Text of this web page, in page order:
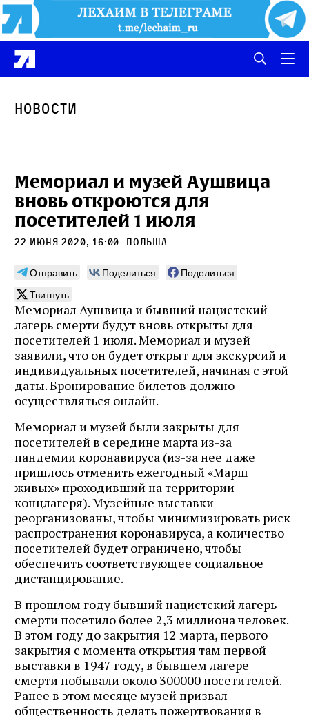
Новости
Мемориал и музей Аушвица
вновь откроются для
посетителей 1 июля
22 июня 2020, 16:00 польша
Отправить Поделиться
Поделиться
Твитнуть
Мемориал Аушвица и бывший нацистский
лагерь смерти будут вновь открыты для
посетителей 1 июля. Мемориал и музей
заявили, что он будет открыт для экскурсий и
индивидуальных посетителей, начиная с этой
даты. Бронирование билетов должно
осуществляться онлайн.
Мемориал и музей были закрыты для
посетителей в середине марта из-за
пандемии коронавируса (из-за нее даже
пришлось отменить ежегодный «Марш
живых» проходивший на территории
концлагеря). Музейные выставки
реорганизованы, чтобы минимизировать риск
распространения коронавируса, а количество
посетителей будет ограничено, чтобы
обеспечить соответствующее социальное
дистанцирование.
В прошлом году бывший нацистский лагерь
смерти посетило более 2,3 миллиона человек.
В этом году до закрытия 12 марта, первого
закрытия с момента открытия там первой
выставки в 1947 году, в бывшем лагере
смерти побывали около 300000 посетителей.
Ранее в этом месяце музей призвал
общественность делать пожертвования в